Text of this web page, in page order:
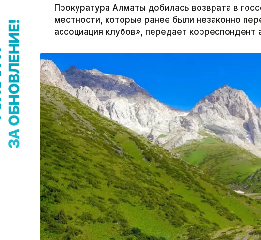
Прокуратура Алматы добилась возврата в
местности, которые ранее были незаконно
ассоциация клубов», передает корреспондент